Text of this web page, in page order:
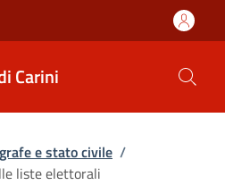
Carini
e stato civile /
liste elettorali